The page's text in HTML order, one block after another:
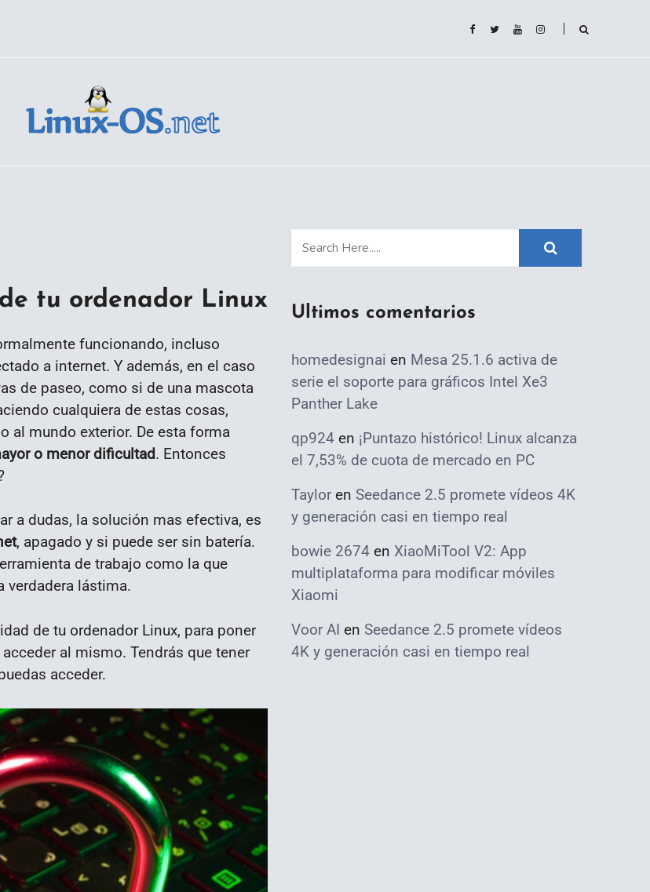
tu ordenador Linux
funcionando, incluso
a internet. Y además, en el caso
de paseo, como si de una mascota
cualquiera de estas cosas,
al mundo exterior. De esta forma
o menor dificultad. Entonces
a dudas, la solución mas efectiva, es
, apagado y si puede ser sin batería.
de trabajo como la que
verdadera lástima.
de tu ordenador Linux, para poner
al mismo. Tendrás que tener
acceder.
Ultimos comentarios
homedesignai en Mesa 25.1.6 activa de
serie el soporte para gráficos Intel Xe3
Panther Lake
qp924 en ¡Puntazo histórico! Linux alcanza
el 7,53% de cuota de mercado en PC
Taylor en Seedance 2.5 promete vídeos 4K
y generación casi en tiempo real
bowie 2674 en XiaoMiTool V2: App
multiplataforma para modificar móviles
Xiaomi
Voor AI en Seedance 2.5 promete vídeos
4K y generación casi en tiempo real